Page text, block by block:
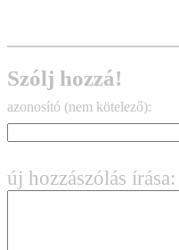
Szólj hozzá!
azonosító (nem kötelező):
új hozzászólás írása: